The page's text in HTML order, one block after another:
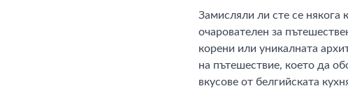
Замисляли ли сте се някога
очарователен за
корени или уникалната
на пътешествие, което да
вкусове от белгийската